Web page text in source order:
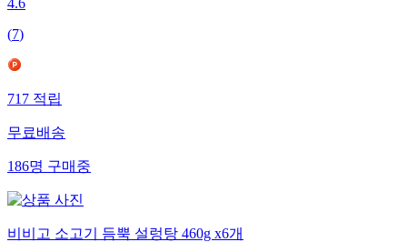
4.6
(7)
717적립
무료배송
186명구매중
비비고 소고기 듬뿍 설렁탕 460g x6개